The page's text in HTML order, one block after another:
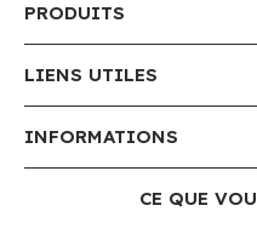
PRODUITS
LIENS UTILES
INFORMATIONS
CE QUE